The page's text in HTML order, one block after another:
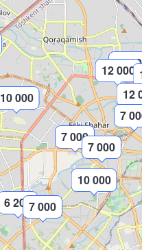
10 000
7
12
12 000
9 000
10 000
7 000
7 000
7 000
6 200